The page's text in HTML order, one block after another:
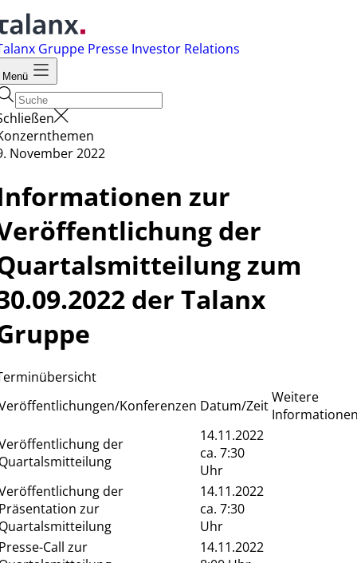
Gruppe Presse Investor Relations
Menü
November 2022
zur
der
zum
der Talanx
Konferenzen Datum/ZeitWeitere
der
14.11.2022
ca. 7:30
Uhr
der
zur
14.11.2022
ca. 7:30
Uhr
Call zur
14.11.2022